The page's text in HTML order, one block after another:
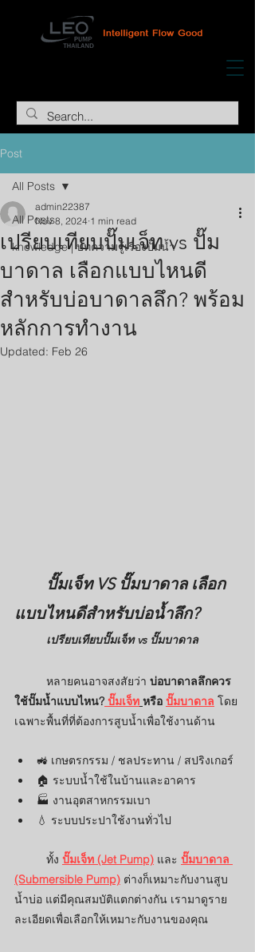
Post
All Posts
knowledge | บทความรู้เรื่องปั๊มน้ำ
All Posts
เปรียบเทียบปั๊มเจ็ท vs ปั๊ม
บาดาล เลือกแบบไหนดี
สำหรับบ่อบาดาลลึก? พร้อม
หลักการทำงาน
admin22387
Nov 8, 2024 1 min read
Updated: Feb 26
แบบไหนดีสำหรับบ่อน้ำลึก?
เปรียบเทียบปั๊มเจ็ท vs ปั๊มบาดาล
หลายคนอาจสงสัยว่า บ่อบาดาลลึกควร
ใช้ปั๊มน้ำแบบไหน? ปั๊มเจ็ท หรือ ปั๊มบาดาล โดย
เฉพาะพื้นที่ที่ต้องการสูบน้ำเพื่อใช้งานด้าน
🚜 เกษตรกรรม / ชลประทาน / สปริงเกอร์
🏠 ระบบน้ำใช้ในบ้านและอาคาร
🏭 งานอุตสาหกรรมเบา
💧 ระบบประปาใช้งานทั่วไป
	ทั้ง
ปั๊มเจ็ท (Jet Pump) และ ปั๊มบาดาล
(Submersible Pump) ต่างก็เหมาะกับงานสูบ
น้ำบ่อ แต่มีคุณสมบัติแตกต่างกัน เรามาดูราย
ละเอียดเพื่อเลือกให้เหมาะกับงานของคุณ